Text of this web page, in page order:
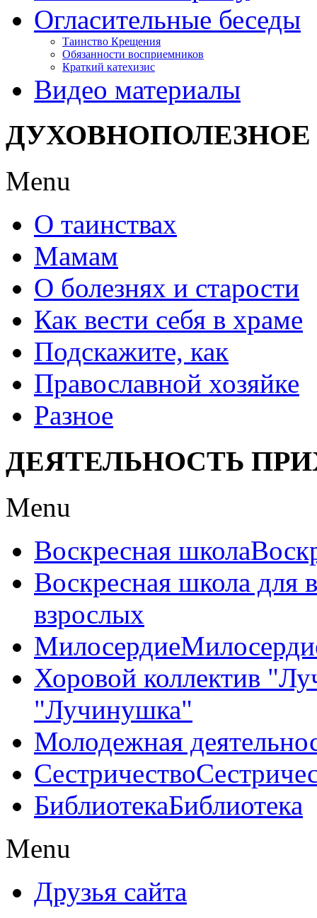
Огласительные беседы
Таинство Крещения
Обязанности восприемников
Краткий катехизис
Видео материалы
ДУХОВНОПОЛЕЗНОЕ
Menu
О таинствах
Мамам
О болезнях и старости
Как вести себя в храме
Подскажите, как
Православной хозяйке
Разное
ДЕЯТЕЛЬНОСТЬ
Menu
Воскресная школа
Воскресная школа для
взрослых
Милосердие
Хоровой коллектив
"Лучинушка"
Молодежная
Сестричество
БиблиотекаБиблиотека
Menu
Друзья сайта